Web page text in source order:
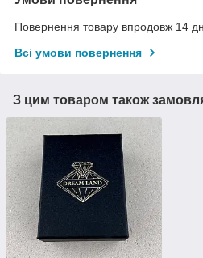
Повернення товару впродовж 14
Всі умови повернення
З цим товаром також